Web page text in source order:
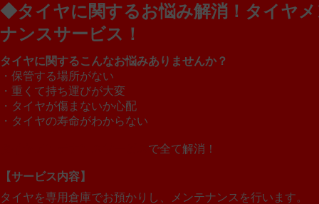
◆タイヤに関するお悩み解消！タイヤ
ナンスサービス！
タイヤに関するこんなお悩みありませんか？
・保管する場所がない
・重くて持ち運びが大変
・タイヤが傷まないか心配
・タイヤの寿命がわからない
で全て解消！
【サービス内容】
タイヤを専用倉庫でお預かりし、メンテナンスを行います。